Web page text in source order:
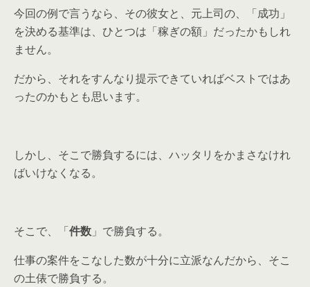
今回の例で言うなら、その彼女と、元上司の、「成功」
を決める基準は、ひとつは「稼ぎの額」だったかもしれ
ません。
だから、それをすんなり提示できていればベストではあ
ったのかもとも思います。
しかし、そこで勝負するには、ハッタリをかまさなけれ
ばいけなくなる。
そこで、「件数 」で勝負する。
仕事の案件をこなした数が十分に立派なんだから、そこ
の土俵で勝負する。